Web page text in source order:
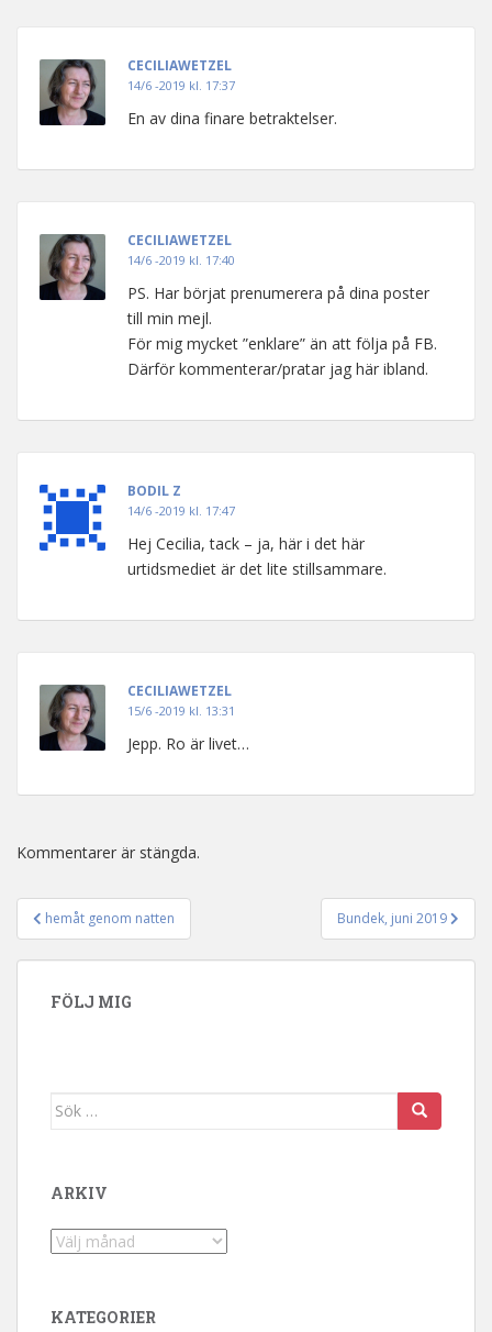
CECILIAWETZEL
14/6 -2019 kl. 17:37
En av dina finare betraktelser.
CECILIAWETZEL
14/6 -2019 kl. 17:40
PS. Har börjat prenumerera på dina poster
till min mejl.
För mig mycket ”enklare” än att följa på FB.
Därför kommenterar/pratar jag här ibland.
BODIL Z
14/6 -2019 kl. 17:47
Hej Cecilia, tack – ja, här i det här
urtidsmediet är det lite stillsammare.
CECILIAWETZEL
15/6 -2019 kl. 13:31
Jepp. Ro är livet…
Kommentarer är stängda.
Inläggsnavigering
hemåt genom natten Bundek, juni 2019
FÖLJ MIG
Sök efter:
ARKIV
Arkiv
KATEGORIER